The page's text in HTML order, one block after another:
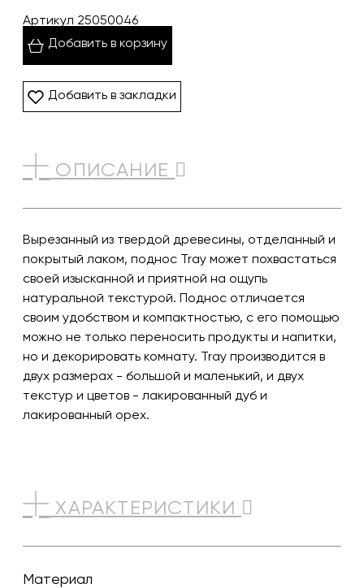
Артикул 25050046
Добавить в корзину
Добавить в закладки
ОПИСАНИЕ
Вырезанный из твердой древесины, отделанный и
покрытый лаком, поднос Tray может похвастаться
своей изысканной и приятной на ощупь
натуральной текстурой. Поднос отличается
своим удобством и компактностью, с его помощью
можно не только переносить продукты и напитки,
но и декорировать комнату. Tray производится в
двух размерах - большой и маленький, и двух
текстур и цветов - лакированный дуб и
лакированный орех.
ХАРАКТЕРИСТИКИ
Материал